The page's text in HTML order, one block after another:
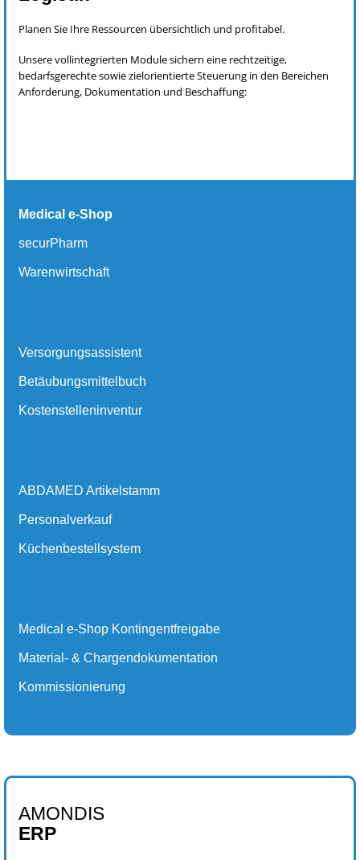
Planen Sie Ihre Ressourcen übersichtlich und profitabel.
Unsere vollintegrierten Module sichern eine rechtzeitige,
bedarfsgerechte sowie zielorientierte Steuerung in den Bereichen
Anforderung, Dokumentation und Beschaffung:
Medical e-Shop
securPharm
Warenwirtschaft
Versorgungsassistent
Betäubungsmittelbuch
Kostenstelleninventur
ABDAMED Artikelstamm
Personalverkauf
Küchenbestellsystem
Medical e-Shop Kontingentfreigabe
Material- & Chargendokumentation
Kommissionierung
AMONDIS
ERP